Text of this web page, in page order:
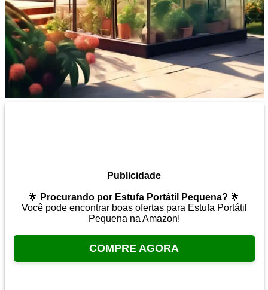
Publicidade
🌟 Procurando por Estufa Portátil Pequena? 🌟
Você pode encontrar boas ofertas para Estufa Portátil
Pequena na Amazon!
COMPRE AGORA